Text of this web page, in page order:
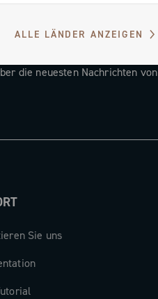
ALLE LÄNDER ANZEIGEN
die neuesten Nachrichten von
Sie uns